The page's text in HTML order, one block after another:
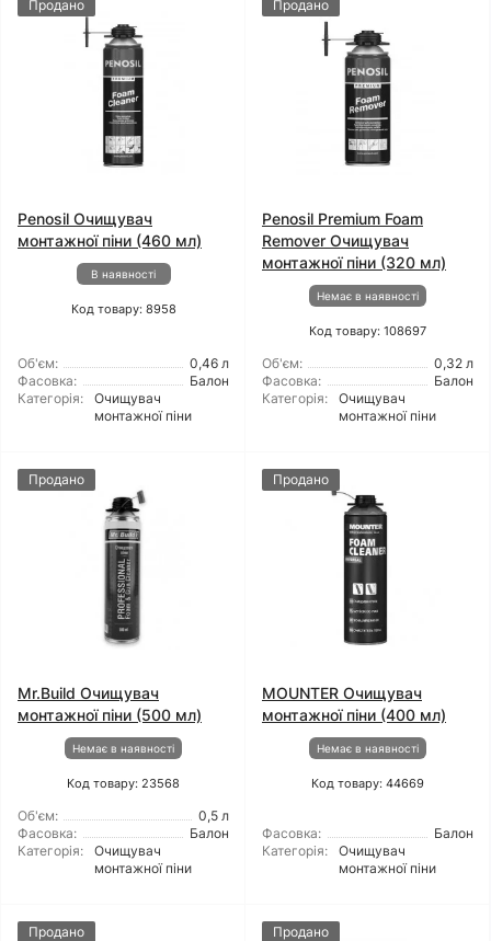
Продано
Penosil Очищувач
монтажної піни (460 мл)
В наявності
Код товару: 8958
Об'єм:
0,46 л
Фасовка:
Балон
Категорія:
Очищувач
монтажної піни
Продано
Penosil Premium Foam
Remover Очищувач
монтажної піни (320 мл)
Немає в наявності
Код товару: 108697
Об'єм:
0,32 л
Фасовка:
Балон
Категорія:
Очищувач
монтажної піни
Продано
Mr.Build Очищувач
монтажної піни (500 мл)
Немає в наявності
Код товару: 23568
Об'єм:
0,5 л
Фасовка:
Балон
Категорія:
Очищувач
монтажної піни
Продано
MOUNTER Очищувач
монтажної піни (400 мл)
Немає в наявності
Код товару: 44669
Фасовка:
Балон
Категорія:
Очищувач
монтажної піни
Продано Продано